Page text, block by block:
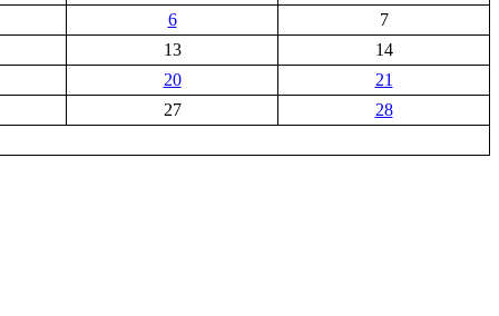
6
7
13
14
20
21
27
28